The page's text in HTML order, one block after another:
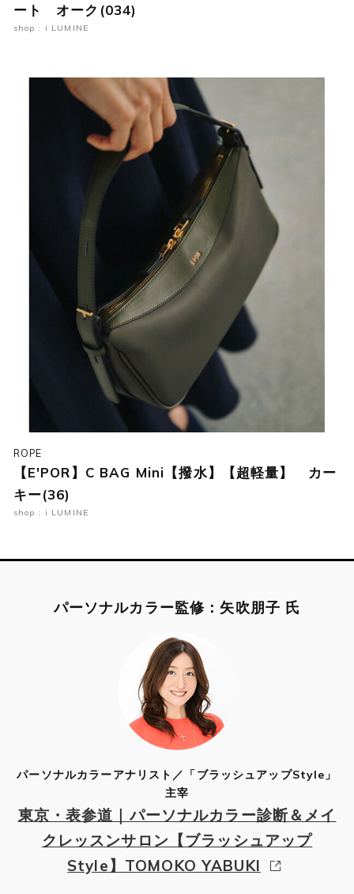
ート オーク(034)
shop : i LUMINE
ROPE
【E'POR】C BAG Mini【撥水】【超軽量】 カー
キー(36)
shop : i LUMINE
パーソナルカラー監修：矢吹朋子 氏
パーソナルカラーアナリスト／「ブラッシュアップStyle」
主宰
東京・表参道｜パーソナルカラー診断＆メイ
クレッスンサロン【ブラッシュアップ
Style】TOMOKO YABUKI